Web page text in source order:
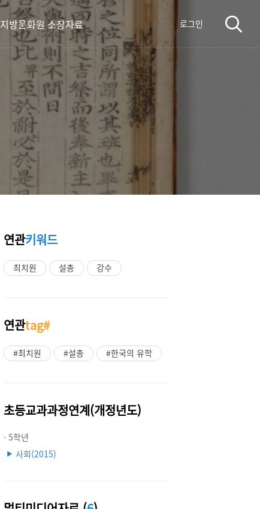
지방문화원 소장자료 로그인
연관키워드
최치원 설총 강수
연관tag#
#최치원 #설총 #한국의 유학
초등교과과정연계(개정년도)
· 5학년
▶ 사회(2015)